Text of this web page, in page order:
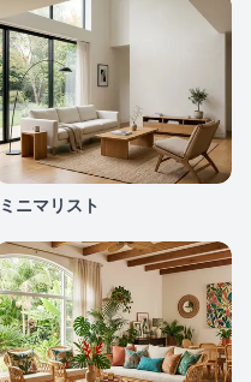
ミニマリスト